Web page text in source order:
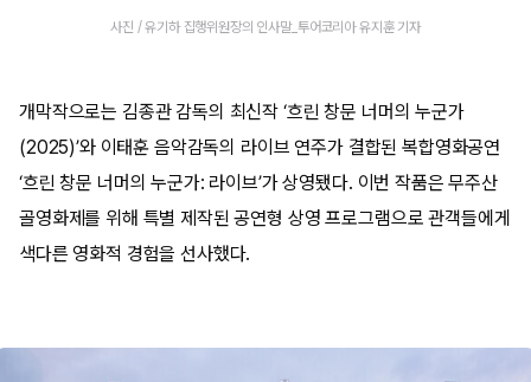
사진 / 유기하 집행위원장의 인사말_투어코리아 유지훈 기자
개막작으로는 김종관 감독의 최신작 ‘흐린 창문 너머의 누군가
(2025)’와 이태훈 음악감독의 라이브 연주가 결합된 복합영화공연
‘흐린 창문 너머의 누군가: 라이브’가 상영됐다. 이번 작품은 무주산
골영화제를 위해 특별 제작된 공연형 상영 프로그램으로 관객들에게
색다른 영화적 경험을 선사했다.